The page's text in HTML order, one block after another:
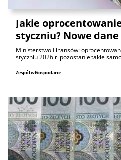
Jakie
styczniu? Nowe dane
Ministerstwo Finansów:
styczniu 2026 r. pozostanie takie samo
Zespół wGospodarce